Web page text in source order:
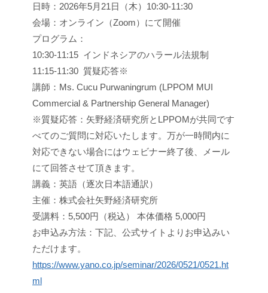
日時：2026年5月21日（木）10:30-11:30
会場：オンライン（Zoom）にて開催
プログラム：
10:30-11:15 インドネシアのハラール法規制
11:15-11:30 質疑応答※
講師：Ms. Cucu Purwaningrum (LPPOM MUI
Commercial & Partnership General Manager)
※質疑応答：矢野経済研究所とLPPOMが共同です
べてのご質問に対応いたします。万が一時間内に
対応できない場合にはウェビナー終了後、メール
にて回答させて頂きます。
講義：英語（逐次日本語通訳）
主催：株式会社矢野経済研究所
受講料：5,500円（税込） 本体価格 5,000円
お申込み方法：下記、公式サイトよりお申込みい
ただけます。
https://www.yano.co.jp/seminar/2026/0521/0521.ht
ml